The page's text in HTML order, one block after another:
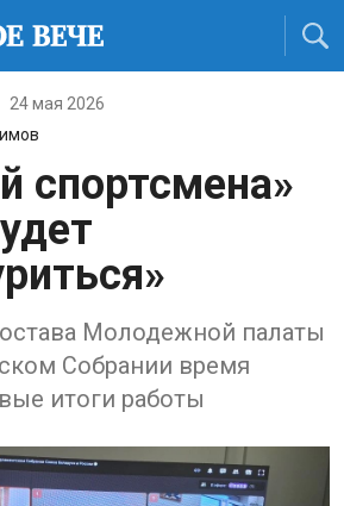
24 мая 2026
спортсмена»
Молодежной палаты
Собрании время
итоги работы